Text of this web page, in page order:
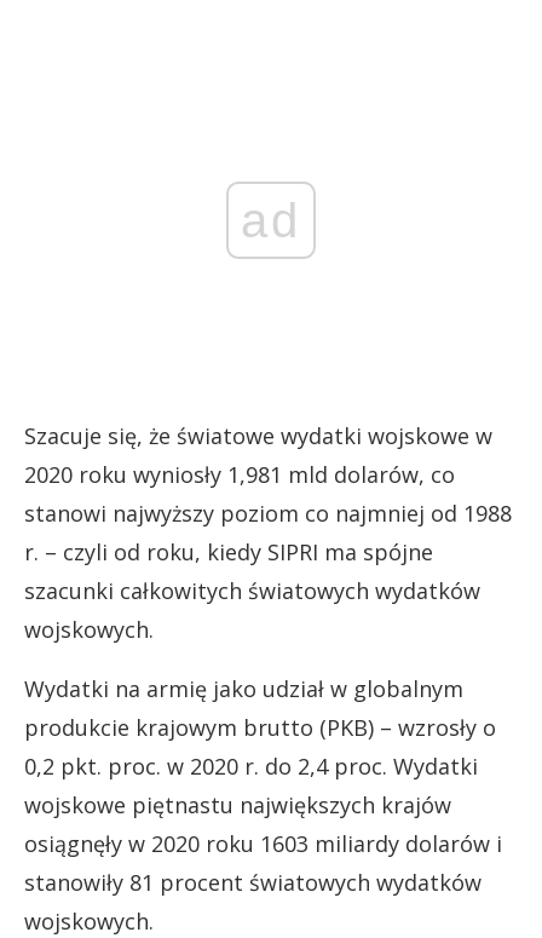
ad
Szacuje się, że światowe wydatki wojskowe w
2020 roku wyniosły 1,981 mld dolarów, co
stanowi najwyższy poziom co najmniej od 1988
r. – czyli od roku, kiedy SIPRI ma spójne
szacunki całkowitych światowych wydatków
wojskowych.
Wydatki na armię jako udział w globalnym
produkcie krajowym brutto (PKB) – wzrosły o
0,2 pkt. proc. w 2020 r. do 2,4 proc. Wydatki
wojskowe piętnastu największych krajów
osiągnęły w 2020 roku 1603 miliardy dolarów i
stanowiły 81 procent światowych wydatków
wojskowych.